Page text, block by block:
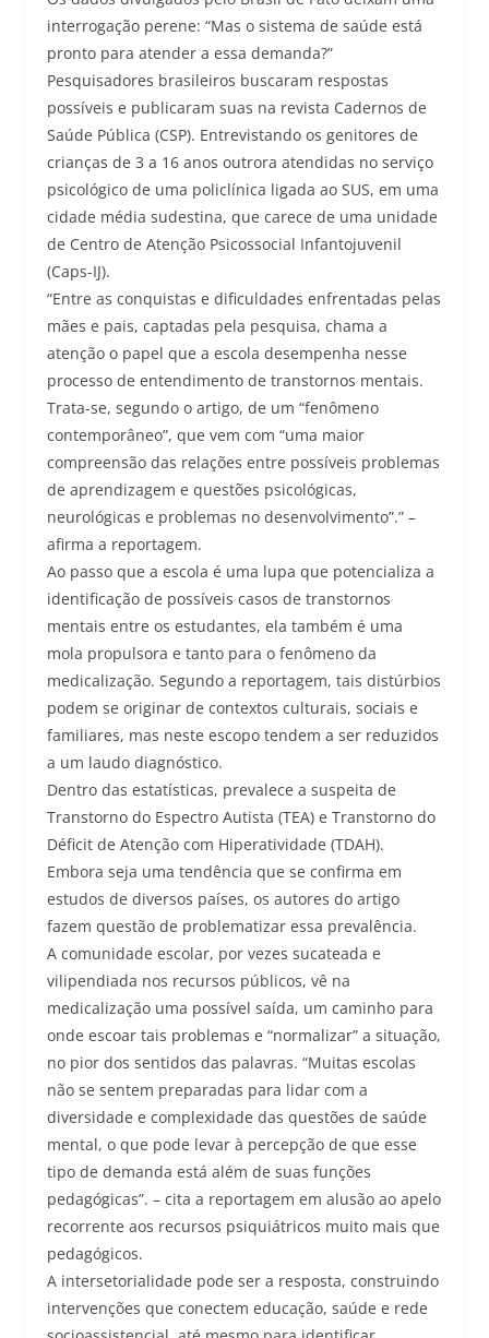
interrogação perene: “Mas o sistema de saúde está
pronto para atender a essa demanda?”
Pesquisadores brasileiros buscaram respostas
possíveis e publicaram suas na revista Cadernos de
Saúde Pública (CSP). Entrevistando os genitores de
crianças de 3 a 16 anos outrora atendidas no serviço
psicológico de uma policlínica ligada ao SUS, em uma
cidade média sudestina, que carece de uma unidade
de Centro de Atenção Psicossocial Infantojuvenil
(Caps-IJ).
“Entre as conquistas e dificuldades enfrentadas pelas
mães e pais, captadas pela pesquisa, chama a
atenção o papel que a escola desempenha nesse
processo de entendimento de transtornos mentais.
Trata-se, segundo o artigo, de um “fenômeno
contemporâneo”, que vem com “uma maior
compreensão das relações entre possíveis problemas
de aprendizagem e questões psicológicas,
neurológicas e problemas no desenvolvimento”.” –
afirma a reportagem.
Ao passo que a escola é uma lupa que potencializa a
identificação de possíveis casos de transtornos
mentais entre os estudantes, ela também é uma
mola propulsora e tanto para o fenômeno da
medicalização. Segundo a reportagem, tais distúrbios
podem se originar de contextos culturais, sociais e
familiares, mas neste escopo tendem a ser reduzidos
a um laudo diagnóstico.
Dentro das estatísticas, prevalece a suspeita de
Transtorno do Espectro Autista (TEA) e Transtorno do
Déficit de Atenção com Hiperatividade (TDAH).
Embora seja uma tendência que se confirma em
estudos de diversos países, os autores do artigo
fazem questão de problematizar essa prevalência.
A comunidade escolar, por vezes sucateada e
vilipendiada nos recursos públicos, vê na
medicalização uma possível saída, um caminho para
onde escoar tais problemas e “normalizar” a situação,
no pior dos sentidos das palavras. “Muitas escolas
não se sentem preparadas para lidar com a
diversidade e complexidade das questões de saúde
mental, o que pode levar à percepção de que esse
tipo de demanda está além de suas funções
pedagógicas”. – cita a reportagem em alusão ao apelo
recorrente aos recursos psiquiátricos muito mais que
pedagógicos.
A intersetorialidade pode ser a resposta, construindo
intervenções que conectem educação, saúde e rede